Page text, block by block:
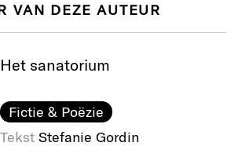
VAN DEZE AUTEUR
Het sanatorium
Fictie & Poëzie
Tekst Stefanie Gordin